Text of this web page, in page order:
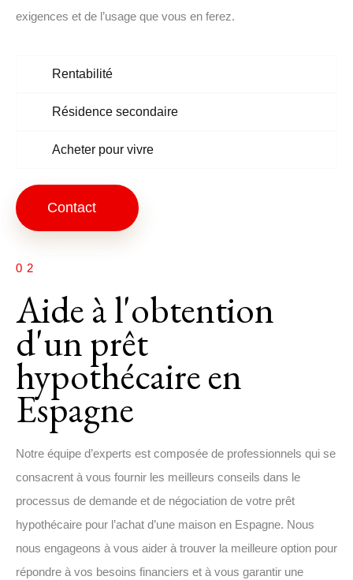
exigences et de l’usage que vous en ferez.
Rentabilité
Résidence secondaire
Acheter pour vivre
Contact
02
Aide à l'obtention
d'un prêt
hypothécaire en
Espagne
Notre équipe d’experts est composée de professionnels qui se
consacrent à vous fournir les meilleurs conseils dans le
processus de demande et de négociation de votre prêt
hypothécaire pour l’achat d’une maison en Espagne. Nous
nous engageons à vous aider à trouver la meilleure option pour
répondre à vos besoins financiers et à vous garantir une